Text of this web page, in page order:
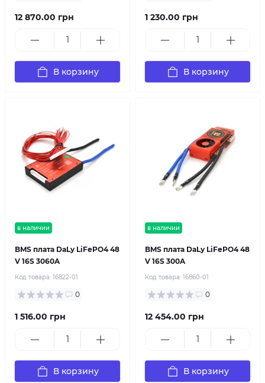
12 870.00 грн
В корзину
1 230.00 грн
В корзину
в наличии
BMS плата DaLy LiFePO4 48
V 16S 3060A
Код товара: 16822-01
0
1 516.00 грн
В корзину
в наличии
BMS плата DaLy LiFePO4 48
V 16S 300A
Код товара: 16860-01
0
12 454.00 грн
В корзину